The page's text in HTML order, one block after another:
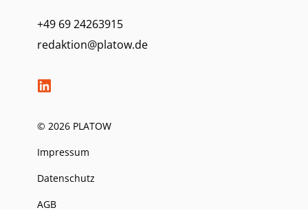
+49 69 24263915
redaktion@platow.de
© 2026 PLATOW
Impressum
Datenschutz
AGB